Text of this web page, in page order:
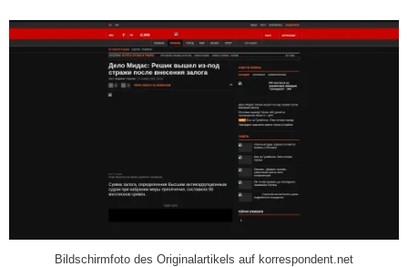
Bildschirmfoto des Originalartikels auf korrespondent.net